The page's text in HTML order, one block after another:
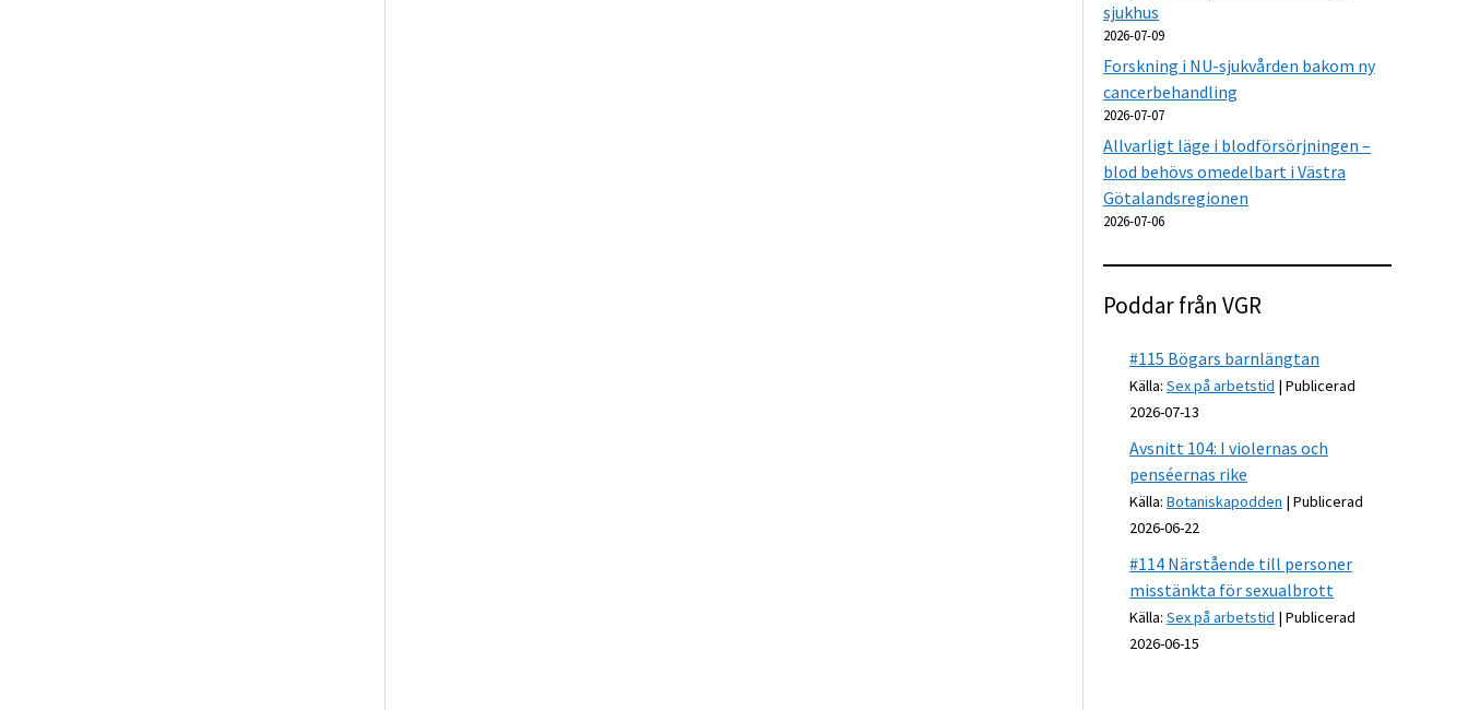
sjukhus
2026-07-09
Forskning i NU-sjukvården bakom ny
cancerbehandling
2026-07-07
Allvarligt läge i blodförsörjningen –
blod behövs omedelbart i Västra
Götalandsregionen
2026-07-06
Poddar från VGR
#115 Bögars barnlängtan
Källa:Sex på arbetstid
Publicerad
2026-07-13
Avsnitt 104: I violernas och
penséernas rike
Källa:Botaniskapodden
Publicerad
2026-06-22
#114 Närstående till personer
misstänkta för sexualbrott
Källa:Sex på arbetstid
Publicerad
2026-06-15